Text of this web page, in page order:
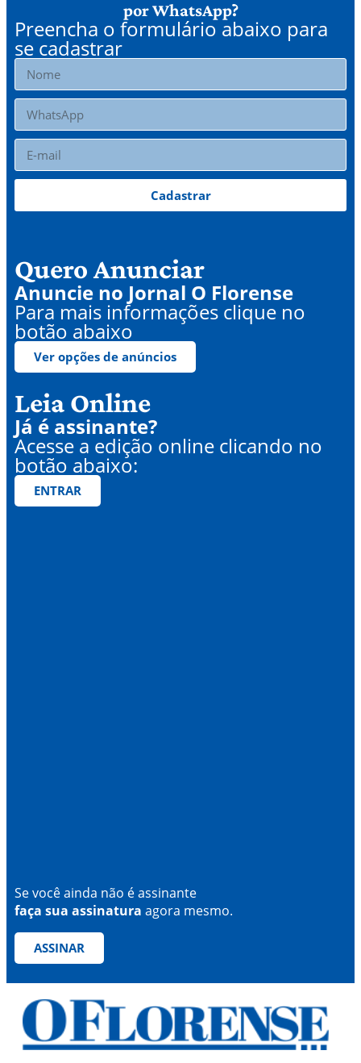
por WhatsApp?
Preencha o formulário abaixo para
se cadastrar
Cadastrar
Quero Anunciar
Anuncie no Jornal O Florense
Para mais informações clique no
botão abaixo
Ver opções de anúncios
Leia Online
Já é assinante?
Acesse a edição online clicando no
botão abaixo:
ENTRAR
Se você ainda não é assinante
faça sua assinatura agora mesmo.
ASSINAR